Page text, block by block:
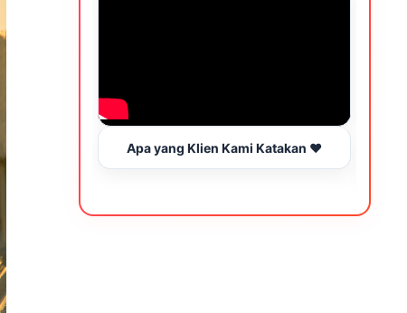
Apa yang Klien Kami Katakan ❤️